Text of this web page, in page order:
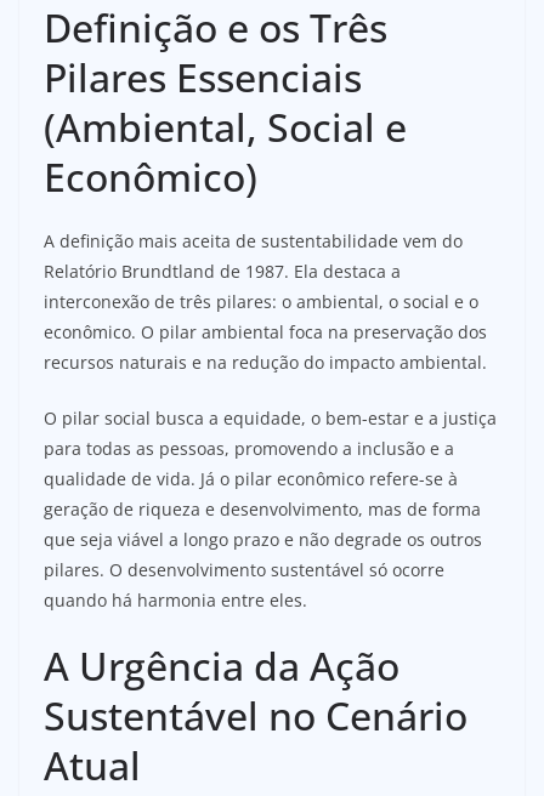
Definição e os Três
Pilares Essenciais
(Ambiental, Social e
Econômico)
A definição mais aceita de sustentabilidade vem do
Relatório Brundtland de 1987. Ela destaca a
interconexão de três pilares: o ambiental, o social e o
econômico. O pilar ambiental foca na preservação dos
recursos naturais e na redução do impacto ambiental.
O pilar social busca a equidade, o bem-estar e a justiça
para todas as pessoas, promovendo a inclusão e a
qualidade de vida. Já o pilar econômico refere-se à
geração de riqueza e desenvolvimento, mas de forma
que seja viável a longo prazo e não degrade os outros
pilares. O desenvolvimento sustentável só ocorre
quando há harmonia entre eles.
A Urgência da Ação
Sustentável no Cenário
Atual